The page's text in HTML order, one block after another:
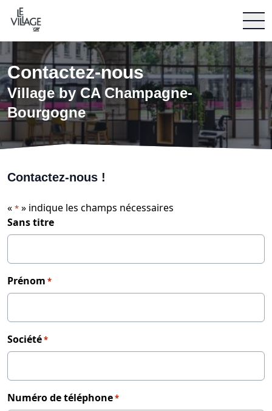
Aller au contenu
Village by CA Champagne Bourgogne
Contactez-nous
Village by CA Champagne-
Bourgogne
Contactez-nous !
« * » indique les champs nécessaires
Sans titre
Prénom *
Société*
Numéro de téléphone*